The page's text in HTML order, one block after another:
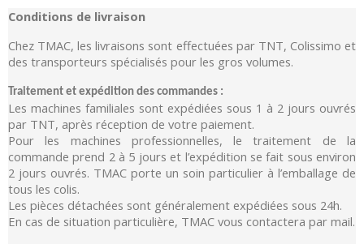
Conditions de livraison
Chez TMAC, les livraisons sont effectuées par TNT, Colissimo et
des transporteurs spécialisés pour les gros volumes.
Traitement et expédition des commandes :
Les machines familiales sont expédiées sous 1 à 2 jours ouvrés
par TNT, après réception de votre paiement.
Pour les machines professionnelles, le traitement de la
commande prend 2 à 5 jours et l’expédition se fait sous environ
2 jours ouvrés. TMAC porte un soin particulier à l’emballage de
tous les colis.
Les pièces détachées sont généralement expédiées sous 24h.
En cas de situation particulière, TMAC vous contactera par mail.